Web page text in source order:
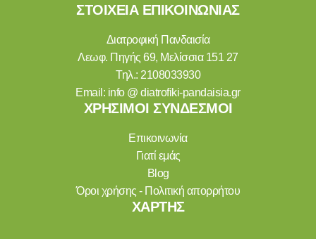
ΣΤΟΙΧΕΙΑ ΕΠΙΚΟΙΝΩΝΙΑΣ
Διατροφική Πανδαισία
Λεωφ. Πηγής 69, Μελίσσια 151 27
Τηλ.: 2108033930
Email: info @ diatrofiki-pandaisia.gr
ΧΡΗΣΙΜΟΙ ΣΥΝΔΕΣΜΟΙ
Επικοινωνία
Γιατί εμάς
Blog
Όροι χρήσης - Πολιτική απορρήτου
ΧΑΡΤΗΣ